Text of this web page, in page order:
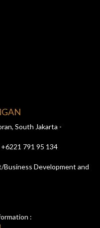
South Jakarta -
791 95 134
Development and
: